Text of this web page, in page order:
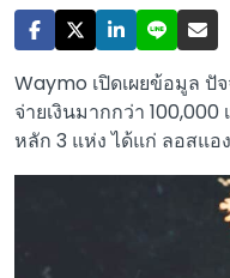
Waymo เปิดเผยข้อมูล
จ่ายเงินมากกว่า
หลัก 3 แห่ง ได้แก่ ลอสแ